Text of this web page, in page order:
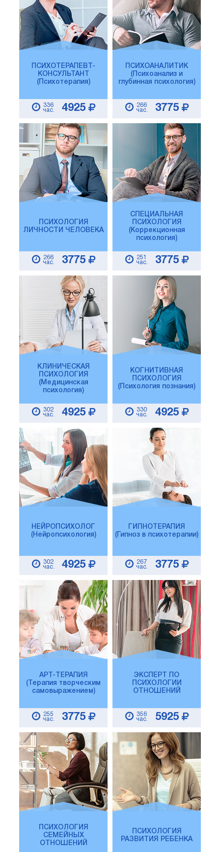
ПСИХОТЕРАПЕВТ-
КОНСУЛЬТАНТ
(Психотерапия)
336
час.
4925
ПСИХОАНАЛИТИК
(Психоанализ и
глубинная психология)
266
час.
3775
ПСИХОЛОГИЯ
ЛИЧНОСТИ ЧЕЛОВЕКА
266
час.
3775
СПЕЦИАЛЬНАЯ
ПСИХОЛОГИЯ
(Коррекционная
психология)
251
час.
3775
КЛИНИЧЕСКАЯ
ПСИХОЛОГИЯ
(Медицинская
психология)
302
час.
4925
КОГНИТИВНАЯ
ПСИХОЛОГИЯ
(Психология познания)
330
час.
4925
НЕЙРОПСИХОЛОГ
(Нейропсихология)
302
час.
4925
ГИПНОТЕРАПИЯ
(Гипноз в психотерапии)
267
час.
3775
АРТ-ТЕРАПИЯ
(Терапия творческим
самовыражением)
255
час.
3775
ЭКСПЕРТ ПО
ПСИХОЛОГИИ
ОТНОШЕНИЙ
356
час.
5925
ПСИХОЛОГИЯ
СЕМЕЙНЫХ
ОТНОШЕНИЙ
ПСИХОЛОГИЯ
РАЗВИТИЯ РЕБЕНКА